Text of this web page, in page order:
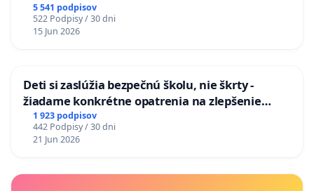
5 541 podpisov
522 Podpisy / 30 dni
15 Jun 2026
Deti si zaslúžia bezpečnú školu, nie škrty -
žiadame konkrétne opatrenia na zlepšenie
situácie v školstve
1 923 podpisov
442 Podpisy / 30 dni
21 Jun 2026